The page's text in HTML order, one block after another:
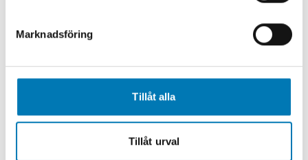
Marknadsföring
Tillåt alla
Tillåt urval
starkare team och bättre lösningar för våra
kunder.